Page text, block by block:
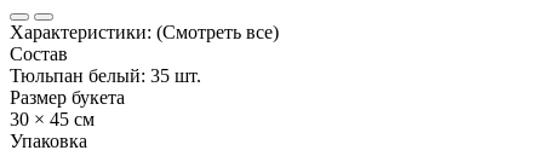
Характеристики: (Смотреть все)
Состав
Тюльпан белый: 35 шт.
Размер букета
30 × 45 см
Упаковка